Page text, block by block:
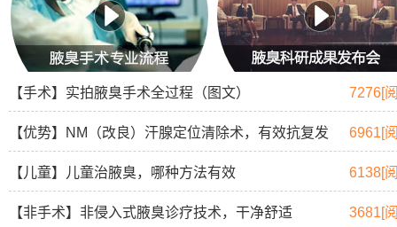
【手术】实拍腋臭手术全过程（图文） 7276[
【优势】NM（改良）汗腺定位清除术，有效抗复发 6961[
【儿童】儿童治腋臭，哪种方法有效 6138[
【非手术】非侵入式腋臭诊疗技术，干净舒适 3681[